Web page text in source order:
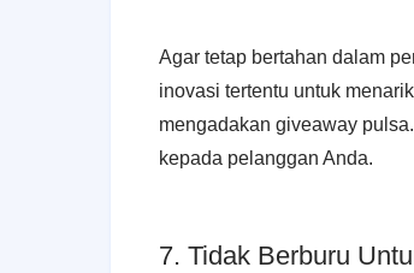
Agar tetap bertahan dalam
inovasi tertentu untuk
mengadakan giveaway
kepada pelanggan Anda.
7. Tidak Berburu